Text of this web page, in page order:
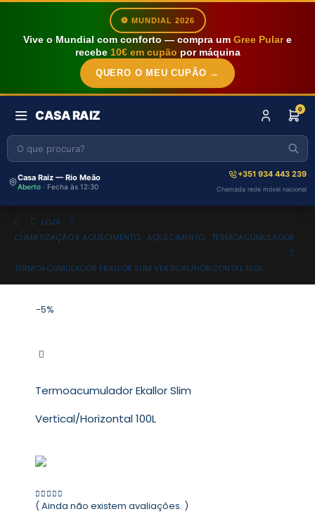
⚽ MUNDIAL 2026
Vive o Mundial com conforto — compra um Gree Pulare
recebe 10€ em cupão por máquina
QUERO O MEU CUPÃO →
CASA RAIZ 0
Casa Raiz — Rio Meão
Aberto · Fecha às 12:30
+351 934 443 239
Chamada rede móvel nacional
LOJA
CLIMATIZAÇÃO E AQUECIMENTO, AQUECIMENTO, TERMOACUMULADOR
TERMOACUMULADOR EKALLOR SLIM VERTICAL/HORIZONTAL 100L
-5%
Termoacumulador Ekallor Slim
Vertical/Horizontal 100L
0 out of 5
( Ainda não existem avaliações. )